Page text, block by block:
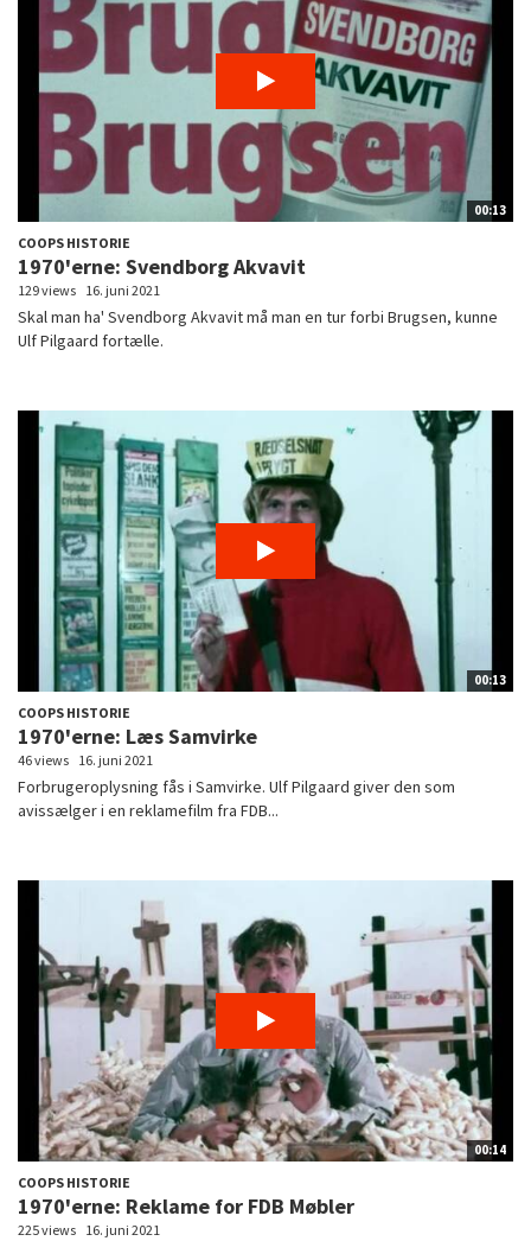
00:13
COOPS HISTORIE
1970'erne: Svendborg Akvavit
129 views 16. juni 2021
Skal man ha' Svendborg Akvavit må man en tur forbi Brugsen, kunne
Ulf Pilgaard fortælle.
00:13
COOPS HISTORIE
1970'erne: Læs Samvirke
46 views 16. juni 2021
Forbrugeroplysning fås i Samvirke. Ulf Pilgaard giver den som
avissælger i en reklamefilm fra FDB...
00:14
COOPS HISTORIE
1970'erne: Reklame for FDB Møbler
225 views 16. juni 2021